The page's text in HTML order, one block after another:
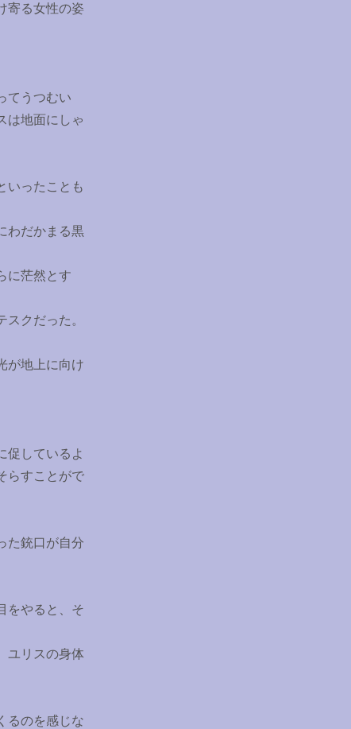
寄る女性の姿
てうつむい
は地面にしゃ
いったことも
わだかまる黒
に茫然とす
クだった。
が地上に向け
促しているよ
らすことがで
た銃口が自分
をやると、そ
ユリスの身体
るのを感じな